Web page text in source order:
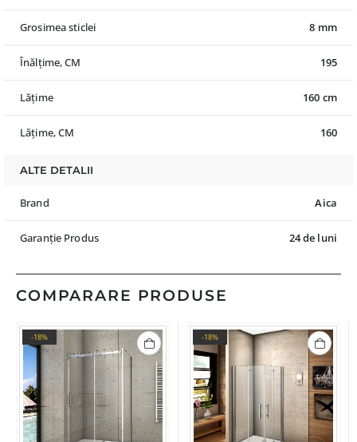
Grosimea sticlei 8 mm
Înălțime, CM 195
Lățime 160 cm
Lățime, CM 160
ALTE DETALII
Brand Aica
Garanție Produs 24 de luni
COMPARARE PRODUSE
-18% -18%